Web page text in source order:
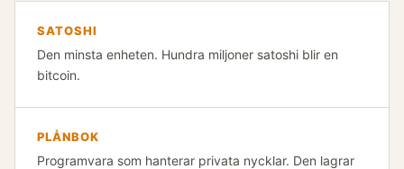
SATOSHI
Den minsta enheten. Hundra miljoner satoshi blir en
bitcoin.
PLÅNBOK
Programvara som hanterar privata nycklar. Den lagrar